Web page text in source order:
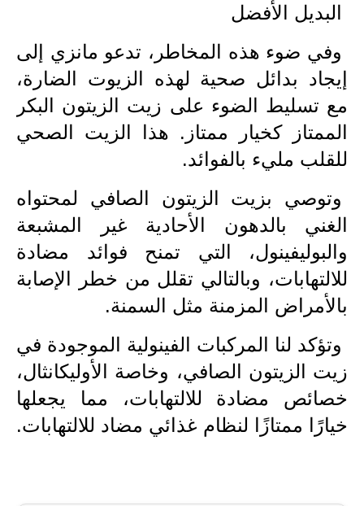
البديل الأفضل
وفي ضوء هذه المخاطر، تدعو مانزي إلى
إيجاد بدائل صحية لهذه الزيوت الضارة،
مع تسليط الضوء على زيت الزيتون البكر
الممتاز كخيار ممتاز. هذا الزيت الصحي
للقلب مليء بالفوائد.
وتوصي بزيت الزيتون الصافي لمحتواه
الغني بالدهون الأحادية غير المشبعة
والبوليفينول، التي تمنح فوائد مضادة
للالتهابات، وبالتالي تقلل من خطر الإصابة
بالأمراض المزمنة مثل السمنة.
وتؤكد لنا المركبات الفينولية الموجودة في
زيت الزيتون الصافي، وخاصة الأوليكانثال،
خصائص مضادة للالتهابات، مما يجعلها
خيارًا ممتازًا لنظام غذائي مضاد للالتهابات.